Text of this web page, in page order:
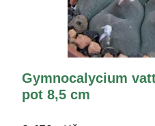
Gymnocalycium
pot 8,5 cm